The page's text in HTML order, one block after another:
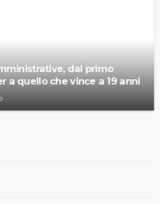
dal primo
a quello che vince a 19 anni